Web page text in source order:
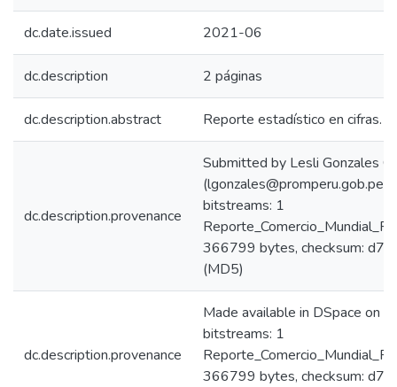
dc.date.issued 2021-06
dc.description 2 páginas
dc.description.abstract Reporte estadístico en cifras.
dc.description.provenance
Submitted by Lesli Gonzales
bitstreams: 1
366799 bytes, checksum:
(MD5)
dc.description.provenance
Made available in DSpace on
bitstreams: 1
366799 bytes, checksum: